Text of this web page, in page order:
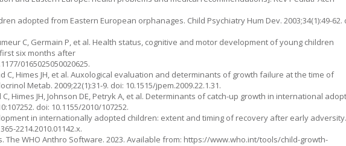
adopted from Eastern European orphanages. Child Psychiatry Hum Dev. 2003;34(1):49-62.
C, Germain P, et al. Health status, cognitive and motor development of young children
six months after
0165025050020625.
C, Himes JH, et al. Auxological evaluation and determinants of growth failure at the time of
Metab. 2009;22(1):31-9. doi: 10.1515/jpem.2009.22.1.31.
Himes JH, Johnson DE, Petryk A, et al. Determinants of catch-up growth in international
doi: 10.1155/2010/107252.
in internationally adopted children: extent and timing of recovery after early adversity.
2214.2010.01142.x.
The WHO Anthro Software. 2023. Available from: https://www.who.int/tools/child-growth-